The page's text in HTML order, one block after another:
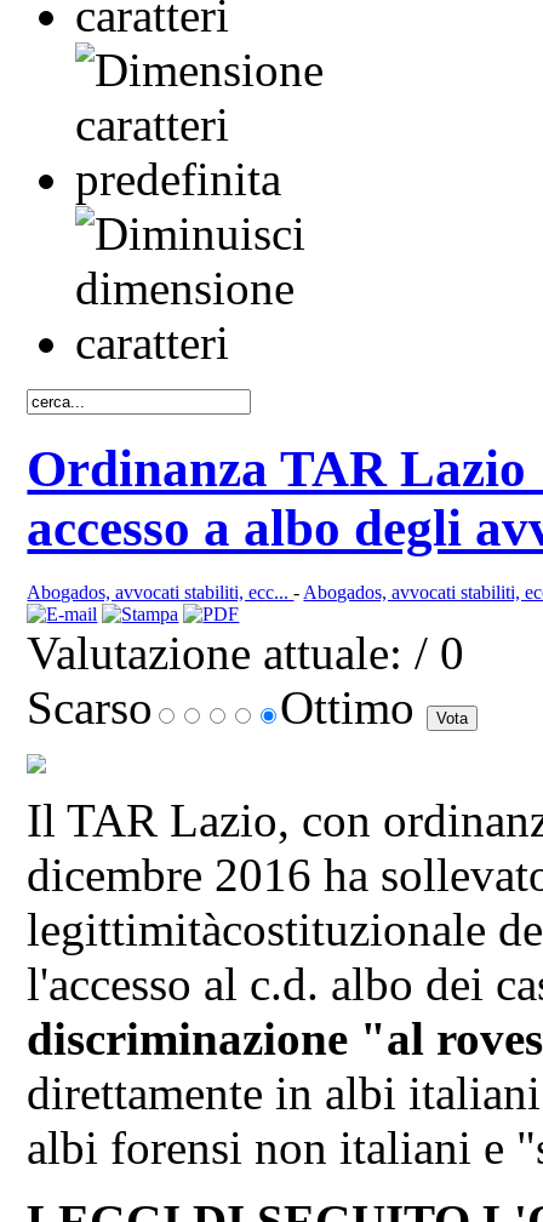
Ordinanza TAR Lazio
accesso a albo degli
Abogados, avvocati stabiliti, ecc...- Abogados, avvocati stabiliti,
Valutazione attuale: / 0
Scarso
Ottimo
Il TAR Lazio, con
dicembre 2016 ha
legittimitàcostituzionale
l'accesso al c.d. albo dei
discriminazione "al
direttamente in albi
albi forensi non italiani e